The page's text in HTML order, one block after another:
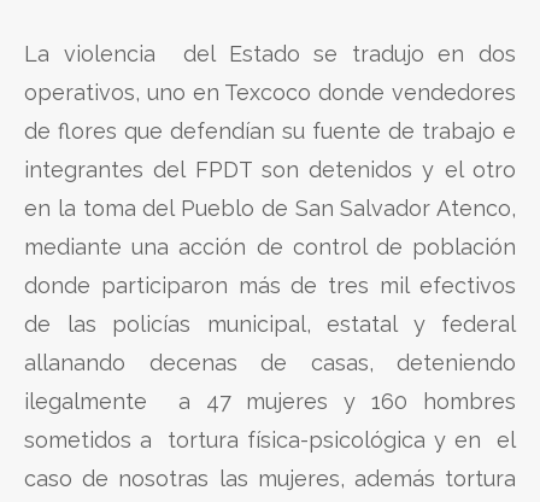
La violencia del Estado se tradujo en dos
operativos, uno en Texcoco donde vendedores
de flores que defendían su fuente de trabajo e
integrantes del FPDT son detenidos y el otro
en la toma del Pueblo de San Salvador Atenco,
mediante una acción de control de población
donde participaron más de tres mil efectivos
de las policías municipal, estatal y federal
allanando decenas de casas, deteniendo
ilegalmente a 47 mujeres y 160 hombres
sometidos a tortura física-psicológica y en el
caso de nosotras las mujeres, además tortura